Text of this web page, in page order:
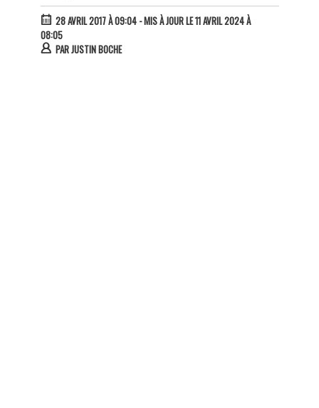
28 AVRIL 2017 À 09:04- MIS À JOUR LE 11 AVRIL 2024 À
08:05
PARJUSTIN BOCHE